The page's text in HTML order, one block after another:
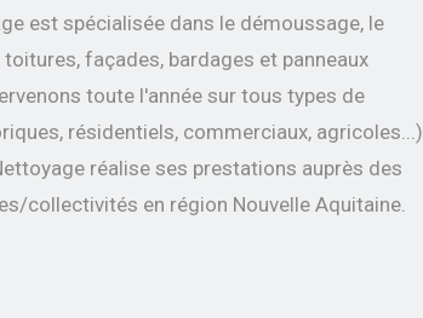
est spécialisée dans le démoussage, le
façades, bardages et panneaux
toute l'année sur tous types de
résidentiels, commerciaux, agricoles...)
réalise ses prestations auprès des
collectivités en région Nouvelle Aquitaine.